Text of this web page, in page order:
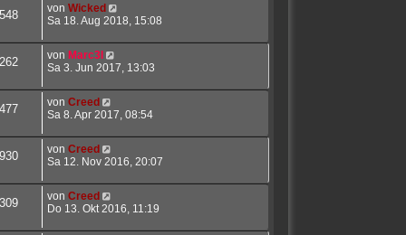
von Wicked
Sa 18. Aug 2018, 15:08
von Marc3l
Sa 3. Jun 2017, 13:03
von Creed
Sa 8. Apr 2017, 08:54
von Creed
Sa 12. Nov 2016, 20:07
von Creed
Do 13. Okt 2016, 11:19